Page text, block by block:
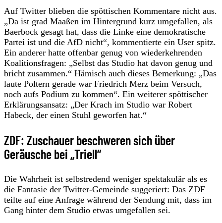
Auf Twitter blieben die spöttischen Kommentare nicht aus.
„Da ist grad Maaßen im Hintergrund kurz umgefallen, als
Baerbock gesagt hat, dass die Linke eine demokratische
Partei ist und die AfD nicht“, kommentierte ein User spitz.
Ein anderer hatte offenbar genug von wiederkehrenden
Koalitionsfragen: „Selbst das Studio hat davon genug und
bricht zusammen.“ Hämisch auch dieses Bemerkung: „Das
laute Poltern gerade war Friedrich Merz beim Versuch,
noch aufs Podium zu kommen“. Ein weiterer spöttischer
Erklärungsansatz: „Der Krach im Studio war Robert
Habeck, der einen Stuhl geworfen hat.“
ZDF: Zuschauer beschweren sich über
Geräusche bei „Triell“
Die Wahrheit ist selbstredend weniger spektakulär als es
die Fantasie der Twitter-Gemeinde suggeriert: Das ZDF
teilte auf eine Anfrage während der Sendung mit, dass im
Gang hinter dem Studio etwas umgefallen sei.